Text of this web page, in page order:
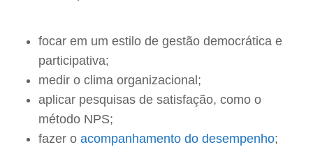
focar em um estilo de gestão democrática e
participativa;
medir o clima organizacional;
aplicar pesquisas de satisfação, como o
método NPS;
fazer o acompanhamento do desempenho;